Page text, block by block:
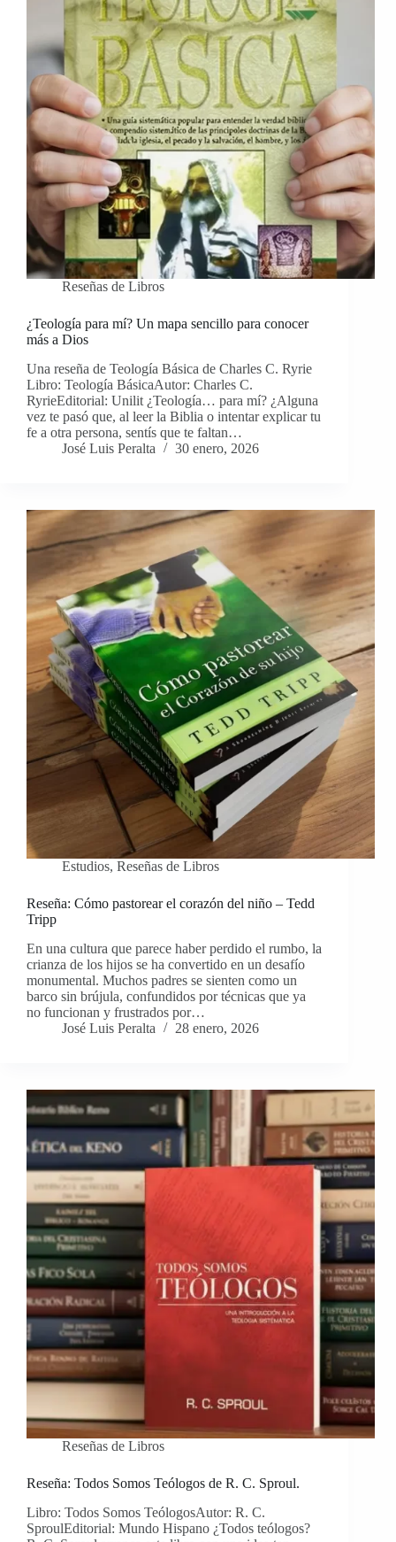
Reseñas de Libros
¿Teología para mí? Un mapa sencillo para conocer
más a Dios
Una reseña de Teología Básica de Charles C. Ryrie
Libro: Teología BásicaAutor: Charles C.
RyrieEditorial: Unilit ¿Teología… para mí? ¿Alguna
vez te pasó que, al leer la Biblia o intentar explicar tu
fe a otra persona, sentís que te faltan…
José Luis Peralta
30 enero, 2026
Estudios, Reseñas de Libros
Reseña: Cómo pastorear el corazón del niño – Tedd
Tripp
En una cultura que parece haber perdido el rumbo, la
crianza de los hijos se ha convertido en un desafío
monumental. Muchos padres se sienten como un
barco sin brújula, confundidos por técnicas que ya
no funcionan y frustrados por…
José Luis Peralta
28 enero, 2026
Reseñas de Libros
Reseña: Todos Somos Teólogos de R. C. Sproul.
Libro: Todos Somos TeólogosAutor: R. C.
SproulEditorial: Mundo Hispano ¿Todos teólogos?